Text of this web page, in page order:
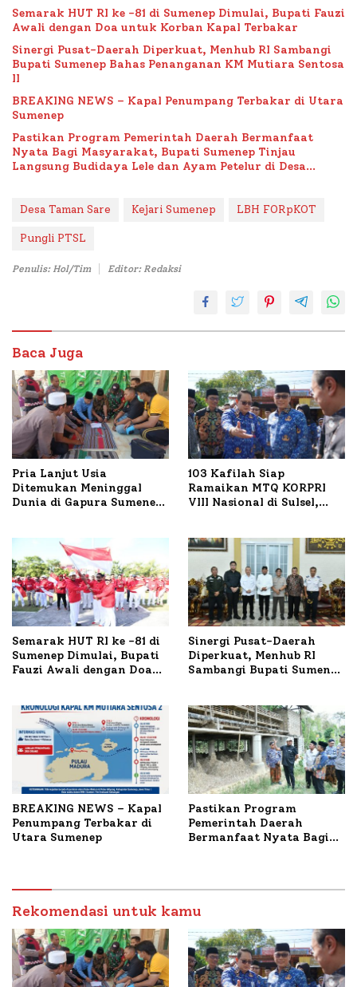
Semarak HUT RI ke -81 di Sumenep Dimulai, Bupati Fauzi
Awali dengan Doa untuk Korban Kapal Terbakar
Sinergi Pusat-Daerah Diperkuat, Menhub RI Sambangi
Bupati Sumenep Bahas Penanganan KM Mutiara Sentosa
II
BREAKING NEWS – Kapal Penumpang Terbakar di Utara
Sumenep
Pastikan Program Pemerintah Daerah Bermanfaat
Nyata Bagi Masyarakat, Bupati Sumenep Tinjau
Langsung Budidaya Lele dan Ayam Petelur di Desa
Desa Taman Sare Kejari Sumenep LBH FORpKOT
Pungli PTSL
Penulis: Hol/Tim Editor: Redaksi
Baca Juga
Pria Lanjut Usia
Ditemukan Meninggal
Dunia di Gapura Sumenep,
103 Kafilah Siap
Ramaikan MTQ KORPRI
VIII Nasional di Sulsel,
Semarak HUT RI ke -81 di
Sumenep Dimulai, Bupati
Fauzi Awali dengan Doa
Sinergi Pusat-Daerah
Diperkuat, Menhub RI
Sambangi Bupati Sumenep
BREAKING NEWS – Kapal
Penumpang Terbakar di
Utara Sumenep
Pastikan Program
Pemerintah Daerah
Bermanfaat Nyata Bagi
Petelur di Desa Bataal
Timur
Rekomendasi untuk kamu